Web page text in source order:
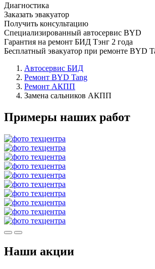
Диагностика
Заказать эвакуатор
Получить консультацию
Специализированный автосервис BYD
Гарантия на ремонт БИД Тэнг 2 года
Бесплатный эвакуатор при ремонте BYD
Автосервис БИД
Ремонт BYD Tang
Ремонт АКПП
Замена сальников АКПП
Примеры наших работ
Наши акции